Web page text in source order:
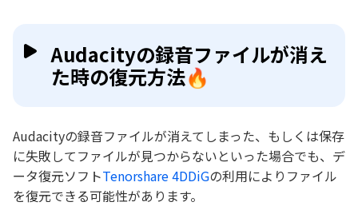
Audacityの録音ファイルが消え
た時の復元方法🔥
Audacityの録音ファイルが消えてしまった、もしくは保存
に失敗してファイルが見つからないといった場合でも、デ
ータ復元ソフトTenorshare 4DDiGの利用によりファイル
を復元できる可能性があります。